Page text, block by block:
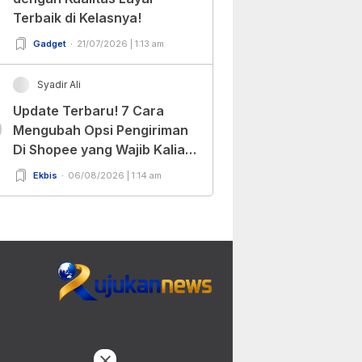
Terbaik di Kelasnya!
Gadget 21/07/2026 | 1:13 am
Syadir Ali
Update Terbaru! 7 Cara
Mengubah Opsi Pengiriman
Di Shopee yang Wajib Kalian
Ketahui!
Ekbis 06/08/2026 | 1:14 am